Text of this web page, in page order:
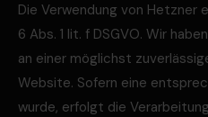
Die Verwendung von Hetzner
6 Abs. 1 lit. f DSGVO. Wir
an einer möglichst
Website. Sofern eine
wurde, erfolgt die